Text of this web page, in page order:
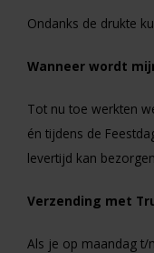
Ondanks de drukte
Wanneer wordt
Tot nu toe werkten
én tijdens de
levertijd kan
Verzending met
Als je op maandag t/